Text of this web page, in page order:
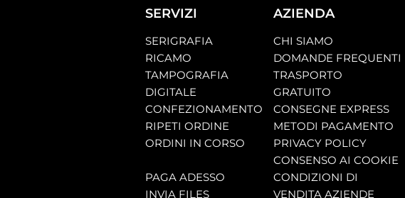
SERVIZI
SERIGRAFIA
RICAMO
TAMPOGRAFIA
DIGITALE
CONFEZIONAMENTO
RIPETI ORDINE
ORDINI IN CORSO
PAGA ADESSO
INVIA FILES
AZIENDA
CHI SIAMO
DOMANDE FREQUENTI
TRASPORTO
GRATUITO
CONSEGNE EXPRESS
METODI PAGAMENTO
PRIVACY POLICY
CONSENSO AI COOKIE
CONDIZIONI DI
VENDITA AZIENDE